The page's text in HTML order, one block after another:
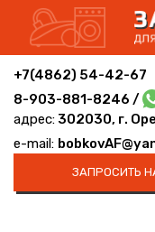
+7(4862) 54-42-67
8-903-881-8246 /
адрес: 302030, г.
e-mail:
ЗАПРОСИТЬ